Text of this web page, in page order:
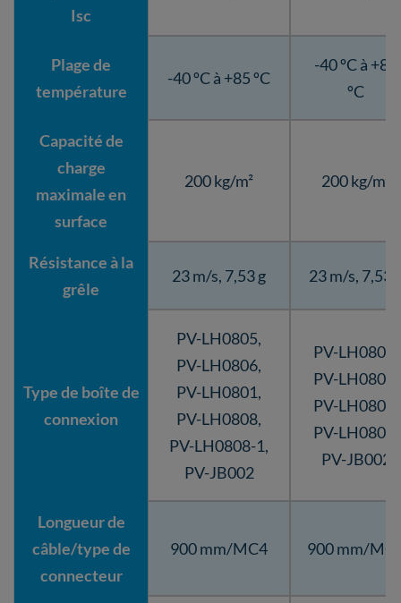
Isc
Plage de
température
-40 ºC à +85 ºC
-40 ºC à +85
ºC
Capacité de
charge
maximale en
surface
200 kg/m² 200 kg/m²
Résistance à la
grêle
23 m/s, 7,53 g 23 m/s, 7,53
Type de boîte de
connexion
PV-LH0805,
PV-LH0806,
PV-LH0801,
PV-LH0808,
PV-LH0808-1,
PV-JB002
PV-LH0805,
PV-LH0806,
PV-LH0801,
PV-LH0808,
PV-JB002
Longueur de
câble/type de
connecteur
900 mm/MC4 900 mm/